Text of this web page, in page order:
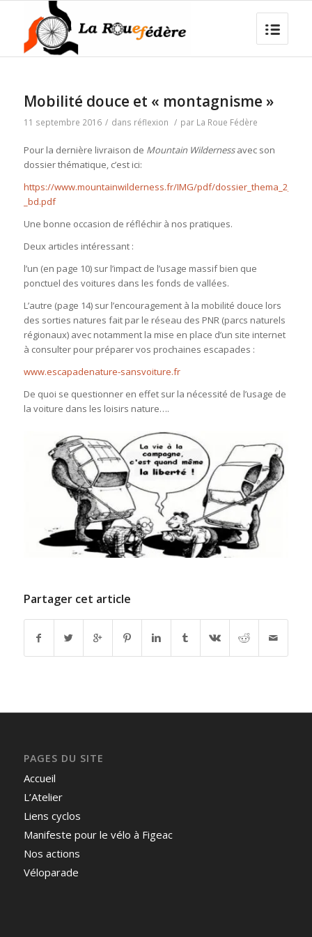
Mobilité douce et « montagnisme »
11 septembre 2016 / dans réflexion / par La Roue Fédère
Pour la dernière livraison de Mountain Wildernessavec son
dossier thématique, c’est ici:
https://www.mountainwilderness.fr/IMG/pdf/dossier_thema_2_-
_bd.pdf
Une bonne occasion de réfléchir à nos pratiques.
Deux articles intéressant :
l’un (en page 10) sur l’impact de l’usage massif bien que
ponctuel des voitures dans les fonds de vallées.
L’autre (page 14) sur l’encouragement à la mobilité douce lors
des sorties natures fait par le réseau des PNR (parcs naturels
régionaux) avec notamment la mise en place d’un site internet
à consulter pour préparer vos prochaines escapades :
www.escapadenature-sansvoiture.fr
De quoi se questionner en effet sur la nécessité de l’usage de
la voiture dans les loisirs nature….
Partager cet article
PAGES DU SITE
Accueil
L’Atelier
Liens cyclos
Manifeste pour le vélo à Figeac
Nos actions
Véloparade